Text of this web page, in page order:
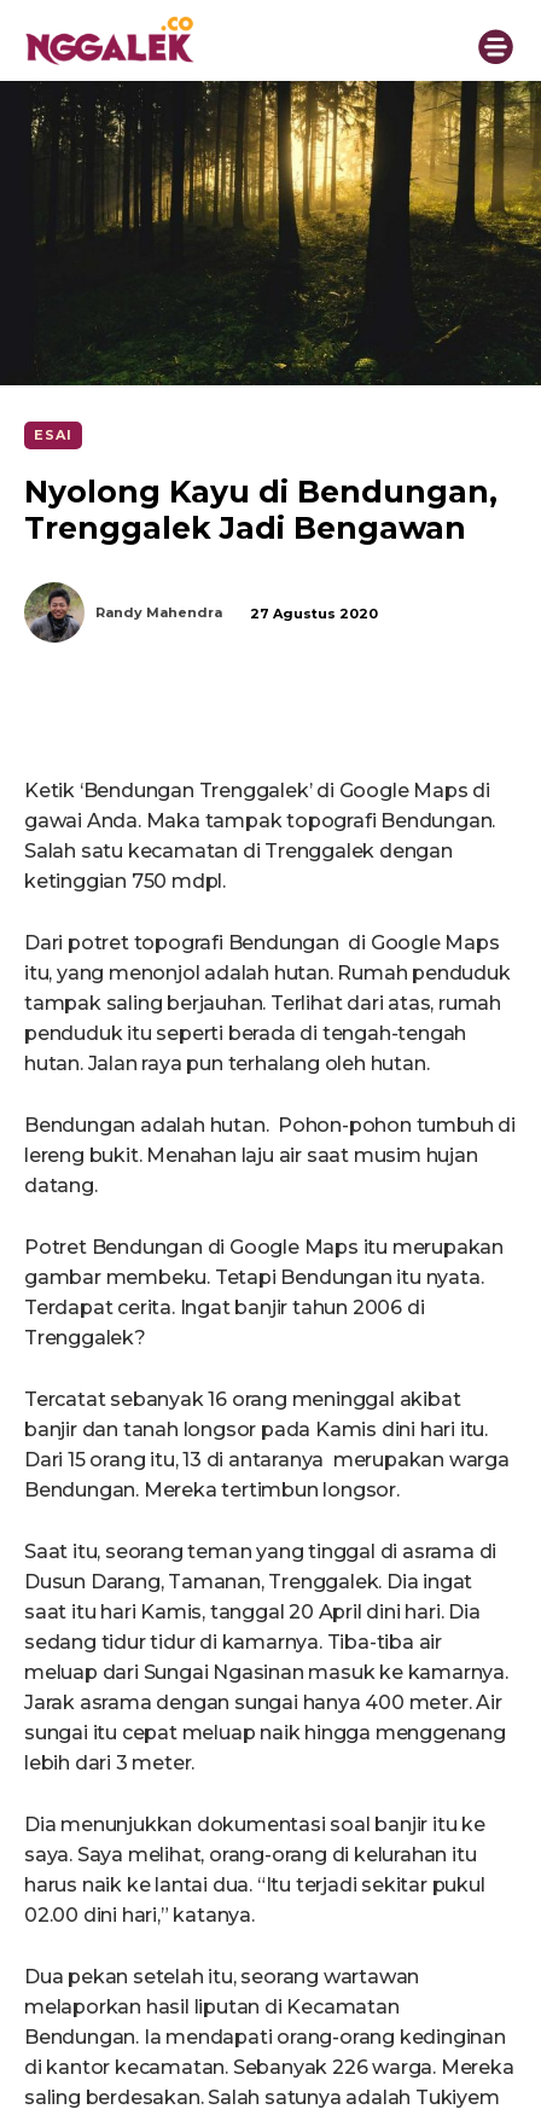
ESAI
Nyolong Kayu di Bendungan,
Trenggalek Jadi Bengawan
Randy Mahendra 27 Agustus 2020
Ketik ‘Bendungan Trenggalek’ di Google Maps di
gawai Anda. Maka tampak topografi Bendungan.
Salah satu kecamatan di Trenggalek dengan
ketinggian 750 mdpl.
Dari potret topografi Bendungan di Google Maps
itu, yang menonjol adalah hutan. Rumah penduduk
tampak saling berjauhan. Terlihat dari atas, rumah
penduduk itu seperti berada di tengah-tengah
hutan. Jalan raya pun terhalang oleh hutan.
Bendungan adalah hutan. Pohon-pohon tumbuh di
lereng bukit. Menahan laju air saat musim hujan
datang.
Potret Bendungan di Google Maps itu merupakan
gambar membeku. Tetapi Bendungan itu nyata.
Terdapat cerita. Ingat banjir tahun 2006 di
Trenggalek?
Tercatat sebanyak 16 orang meninggal akibat
banjir dan tanah longsor pada Kamis dini hari itu.
Dari 15 orang itu, 13 di antaranya merupakan warga
Bendungan. Mereka tertimbun longsor.
Saat itu, seorang teman yang tinggal di asrama di
Dusun Darang, Tamanan, Trenggalek. Dia ingat
saat itu hari Kamis, tanggal 20 April dini hari. Dia
sedang tidur tidur di kamarnya. Tiba-tiba air
meluap dari Sungai Ngasinan masuk ke kamarnya.
Jarak asrama dengan sungai hanya 400 meter. Air
sungai itu cepat meluap naik hingga menggenang
lebih dari 3 meter.
Dia menunjukkan dokumentasi soal banjir itu ke
saya. Saya melihat, orang-orang di kelurahan itu
harus naik ke lantai dua. “Itu terjadi sekitar pukul
02.00 dini hari,” katanya.
Dua pekan setelah itu, seorang wartawan
melaporkan hasil liputan di Kecamatan
Bendungan. Ia mendapati orang-orang kedinginan
di kantor kecamatan. Sebanyak 226 warga. Mereka
saling berdesakan. Salah satunya adalah Tukiyem